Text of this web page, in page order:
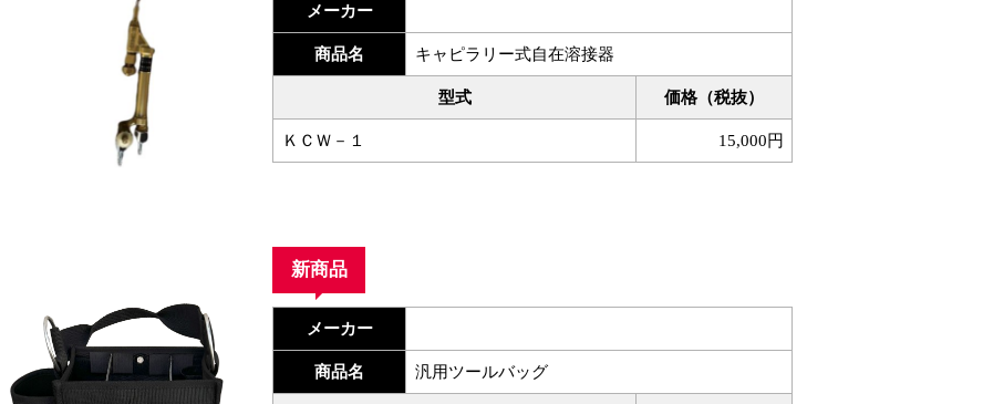
メーカー
商品名 キャピラリー式自在溶接器
型式 価格（税抜）
ＫＣＷ－１ 15,000円
新商品
メーカー
商品名 汎用ツールバッグ